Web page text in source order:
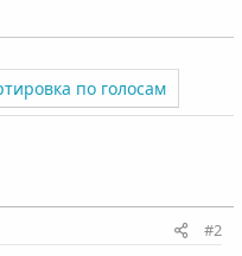
по голосам
#2